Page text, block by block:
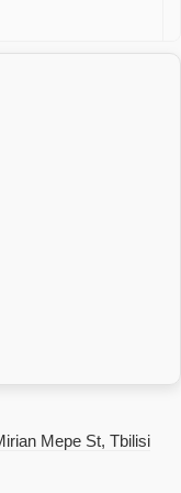
ზეთი)
Mepe St, Tbilisi